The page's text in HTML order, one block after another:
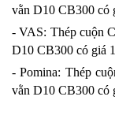
vằn D10 CB300 có
- VAS: Thép cuộn
D10 CB300 có giá
- Pomina: Thép
vằn D10 CB300 có